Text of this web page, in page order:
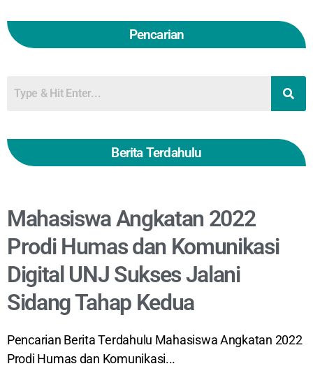
Pencarian
Berita Terdahulu
Mahasiswa Angkatan 2022
Prodi Humas dan Komunikasi
Digital UNJ Sukses Jalani
Sidang Tahap Kedua
Pencarian Berita Terdahulu Mahasiswa Angkatan 2022
Prodi Humas dan Komunikasi...